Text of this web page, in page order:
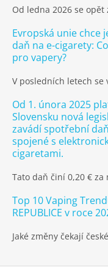
Od ledna 2026 se opět
Evropská unie chce
daň na e-cigarety:
pro vapery?
V posledních letech se
Od 1. února 2025
Slovensku nová
zavádí spotřební
spojené s
cigaretami.
Tato daň činí 0,20 €
Top 10 Vaping
REPUBLICE v roce
Jaké změny čekají